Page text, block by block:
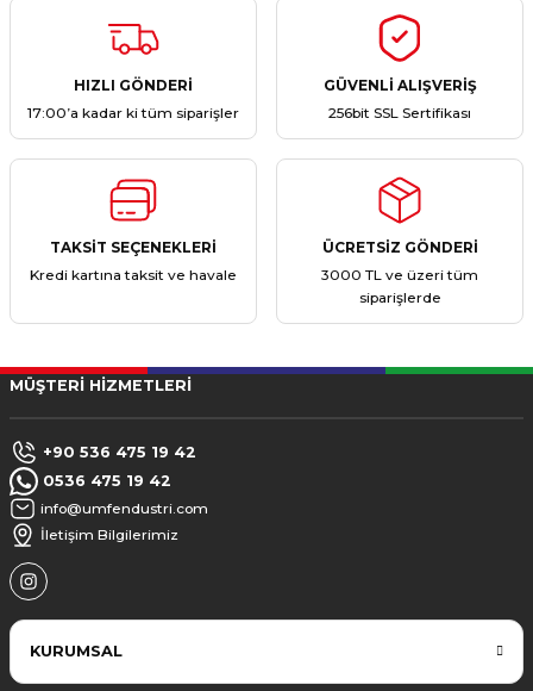
HIZLI GÖNDERİ
17:00’a kadar ki tüm siparişler
GÜVENLİ ALIŞVERİŞ
256bit SSL Sertifikası
TAKSİT SEÇENEKLERİ
Kredi kartına taksit ve havale
ÜCRETSİZ GÖNDERİ
3000 TL ve üzeri tüm
siparişlerde
MÜŞTERİ HİZMETLERİ
+90 536 475 19 42
0536 475 19 42
info@umfendustri.com
İletişim Bilgilerimiz
KURUMSAL